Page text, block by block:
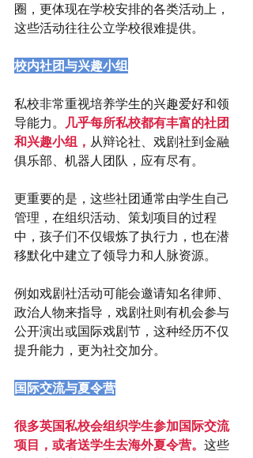
圈，更体现在学校安排的各类活动上，
这些活动往往公立学校很难提供。
校内社团与兴趣小组
私校非常重视培养学生的兴趣爱好和领
导能力。 几乎每所私校都有丰富的社团
和兴趣小组， 从辩论社、戏剧社到金融
俱乐部、机器人团队，应有尽有。
更重要的是，这些社团通常由学生自己
管理，在组织活动、策划项目的过程
中，孩子们不仅锻炼了执行力，也在潜
移默化中建立了领导力和人脉资源。
例如戏剧社活动可能会邀请知名律师、
政治人物来指导，戏剧社则有机会参与
公开演出或国际戏剧节，这种经历不仅
提升能力，更为社交加分。
国际交流与夏令营
很多英国私校会组织学生参加国际交流
项目，或者送学生去海外夏令营。 这些